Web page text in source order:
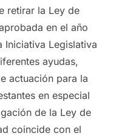
retirar la Ley de
en el año
Iniciativa Legislativa
ayudas,
actuación para la
en especial
de la Ley de
coincide con el